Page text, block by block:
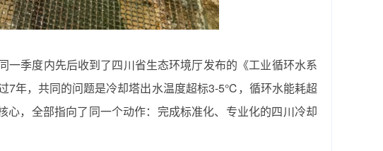
季度内先后收到了四川省生态环境厅发布的《工业循环水系
7年，共同的问题是冷却塔出水温度超标3-5℃，循环水能耗超
，全部指向了同一个动作：完成标准化、专业化的‌四川冷却